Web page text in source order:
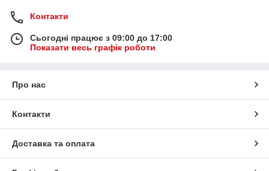
Контакти
Сьогодні працює з 09:00 до 17:00
Показати весь графік роботи
Про нас
Контакти
Доставка та оплата